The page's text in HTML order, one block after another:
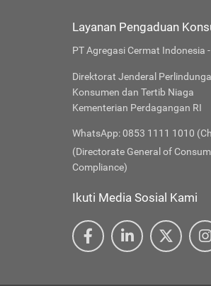
Layanan Pengaduan
PT Agregasi Cermat Indonesia
Direktorat Jenderal
Konsumen dan Tertib Niaga
Kementerian Perdagangan RI
WhatsApp: 0853 1111 1010
(Directorate General of
Compliance)
Ikuti Media Sosial Kami